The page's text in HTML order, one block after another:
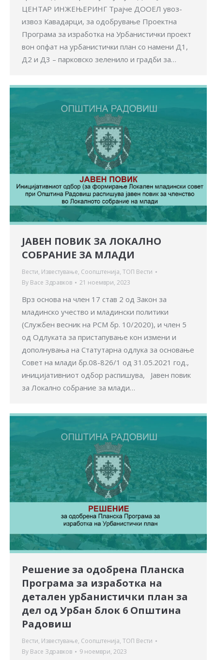
ЦЕНТАР ИНЖЕЊЕРИНГ Трајче ДООЕЛ увоз-
извоз Кавадарци, за одобрување Проектна
Програма за изработка на Урбанистички проект
вон опфат на урбанистички план со намени Д1,
Д2 и Д3 – парковско зеленило и градби за…
ЈАВЕН ПОВИК ЗА ЛОКАЛНО
СОБРАНИЕ ЗА МЛАДИ
Вести, Известување, Соопштенија, ТОП Вести
By Васе Здравков 21 ноември, 2023
Врз основа на член 17 став 2 од Закон за
младинско учество и младински политики
(Службен весник на РСМ бр. 10/2020), и член 5
од Одлуката за пристапување кон измени и
дополнувања на Статутарна одлука за основање
Совет на млади бр.08-826/1 од 31.05.2021 год.,
иницијативниот одбор распишува, Јавен повик
за Локално собрание за млади…
Решение за одобрена Планска
Програма за изработка на
детален урбанистички план за
дел од Урбан блок 6 Општина
Радовиш
Вести, Известување, Соопштенија, ТОП Вести
By Васе Здравков 9 ноември, 2023